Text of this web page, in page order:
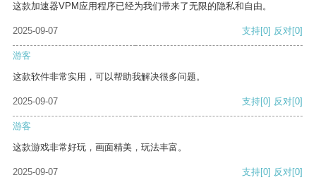
这款加速器VPM应用程序已经为我们带来了无限的隐私和自由。
2025-09-07 支持[0] 反对[0]
游客
这款软件非常实用，可以帮助我解决很多问题。
2025-09-07 支持[0] 反对[0]
游客
这款游戏非常好玩，画面精美，玩法丰富。
2025-09-07 支持[0] 反对[0]